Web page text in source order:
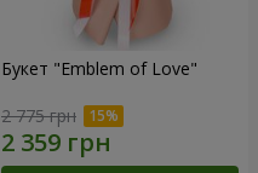
Букет "Emblem of Love"
2 775 грн